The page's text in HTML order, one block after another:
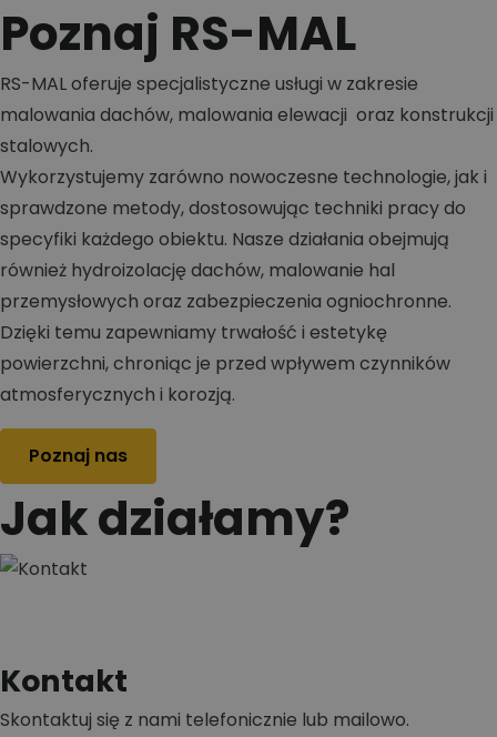
Poznaj RS-MAL
RS-MAL oferuje specjalistyczne usługi w zakresie
malowania dachów, malowania elewacji oraz konstrukcji
stalowych.
Wykorzystujemy zarówno nowoczesne technologie, jak i
sprawdzone metody, dostosowując techniki pracy do
specyfiki każdego obiektu. Nasze działania obejmują
również hydroizolację dachów, malowanie hal
przemysłowych oraz zabezpieczenia ogniochronne.
Dzięki temu zapewniamy trwałość i estetykę
powierzchni, chroniąc je przed wpływem czynników
atmosferycznych i korozją.
Poznaj nas
Jak działamy?
Kontakt
Skontaktuj się z nami telefonicznie lub mailowo.